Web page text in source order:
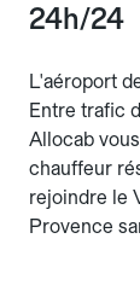
24h/24
L'aéroport
Entre trafic
Allocab
chauffeur
rejoindre le
Provence